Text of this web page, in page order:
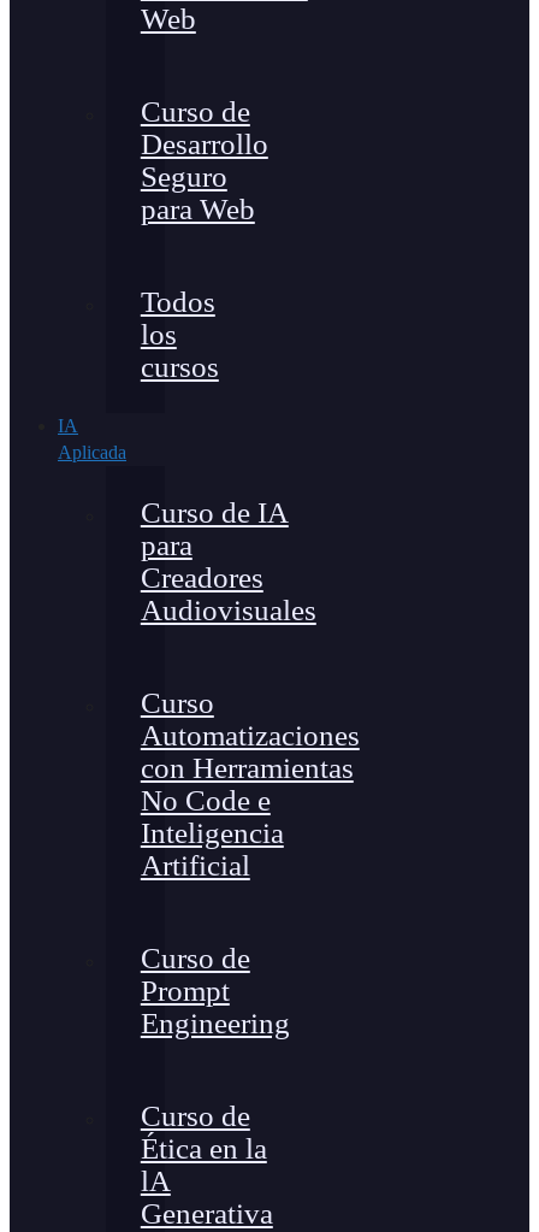
Web
Curso de
Desarrollo
Seguro
para Web
Todos
los
cursos
IA
Aplicada
Curso de IA
para
Creadores
Audiovisuales
Curso
Automatizaciones
con Herramientas
No Code e
Inteligencia
Artificial
Curso de
Prompt
Engineering
Curso de
Ética en la
lA
Generativa